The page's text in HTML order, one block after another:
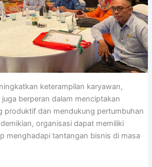
keterampilan karyawan,
berperan dalam menciptakan
produktif dan mendukung pertumbuhan
organisasi dapat memiliki
menghadapi tantangan bisnis di masa